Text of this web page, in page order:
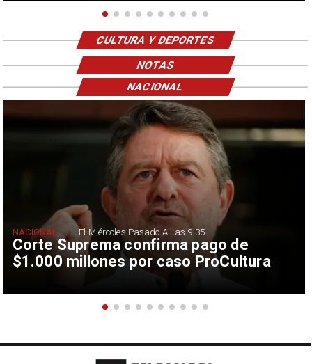
CULTURA Y DEPORTES
NOTAS
Corte Suprema confirma pago de
$1.000 millones por caso ProCultura
NACIONAL El Miércoles Pasado A Las 9:35
NACIONAL